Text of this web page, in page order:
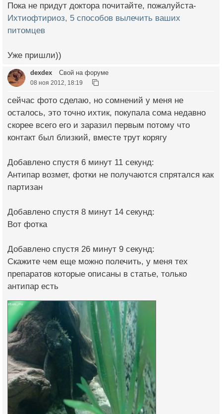
Пока не придут доктора почитайте, пожалуйста-
Ихтиофтириоз, 5 способов вылечить ваших
питомцев
Уже пришли))
dexdex Свой на форуме
08 ноя 2012, 18:19
сейчас фото сделаю, но сомнений у меня не
осталось, это точно ихтик, покупала сома недавно
скорее всего его и заразил первым потому что
контакт был близкий, вместе трут корягу
Добавлено спустя 6 минут 11 секунд:
Антипар возмет, фотки не получаются спрятался как
партизан
Добавлено спустя 8 минут 14 секунд:
Вот фотка
Добавлено спустя 26 минут 9 секунд:
Скажите чем еще можно полечить, у меня тех
препаратов которые описаны в статье, только
антипар есть